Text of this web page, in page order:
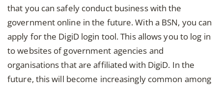
that you can safely conduct business with the
government online in the future. With a BSN, you can
apply for the DigiD login tool. This allows you to log in
to websites of government agencies and
organisations that are affiliated with DigiD. In the
future, this will become increasingly common among